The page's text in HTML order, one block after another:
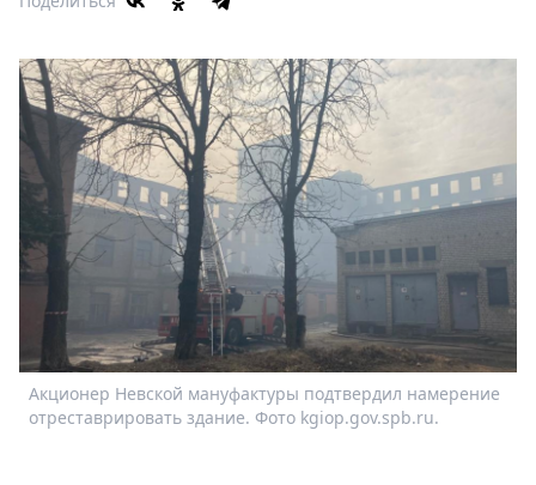
Кино
Книги
Выставки
Пресс-
релизы
О
Metro
Стримы
Спецпроекты
Звезды
Выборы
2026
Скачай
Акционер Невской мануфактуры подтвердил намерение
отреставрировать здание. Фото kgiop.gov.spb.ru.